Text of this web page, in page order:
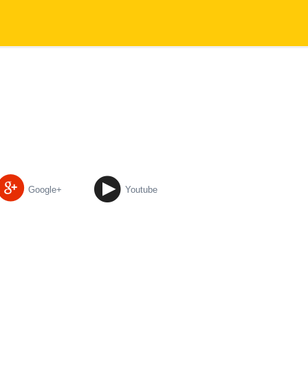
Google+ Youtube